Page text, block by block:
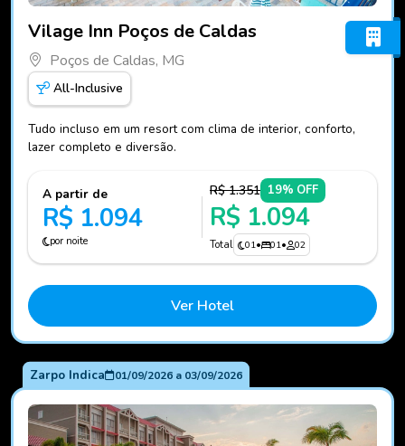
Vilage Inn Poços de Caldas
Poços de Caldas, MG
All-Inclusive
Tudo incluso em um resort com clima de interior, conforto,
lazer completo e diversão.
A partir de
R$ 1.094
por noite
R$ 1.351 19% OFF
R$ 1.094
Total 01• 01• 02
Ver Hotel
Zarpo Indica 01/09/2026a 03/09/2026